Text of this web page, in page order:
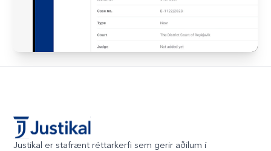
Justikal er stafrænt réttarkerfi sem gerir aðilum í